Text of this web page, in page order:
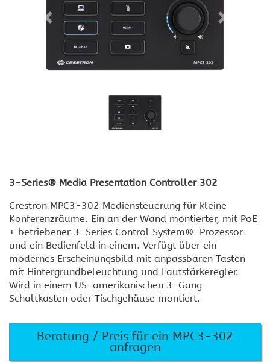
3-Series® Media Presentation Controller 302
Crestron MPC3-302 Mediensteuerung für kleine
Konferenzräume. Ein an der Wand montierter, mit PoE
+ betriebener 3-Series Control System®-Prozessor
und ein Bedienfeld in einem. Verfügt über ein
modernes Erscheinungsbild mit anpassbaren Tasten
mit Hintergrundbeleuchtung und Lautstärkeregler.
Wird in einem US-amerikanischen 3-Gang-
Schaltkasten oder Tischgehäuse montiert.
Beratung / Preis für ein MPC3-302
anfragen